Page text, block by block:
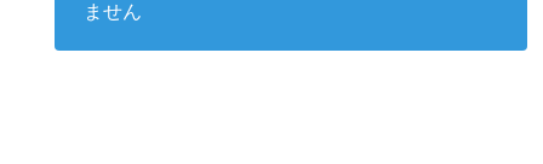
ません